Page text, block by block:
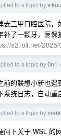
to a topic by
去三甲口腔医院，
补了一颗牙，医保
s2.loli.net/
to a topic by0n1 ›
前的联想小新也遇
系统日志，自动重
to a topic by
问下关于 WSL 的